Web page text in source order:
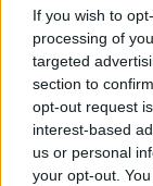
If you wish to
processing of
targeted
section to
opt-out request
interest-based
us or personal
your opt-out.
Altri